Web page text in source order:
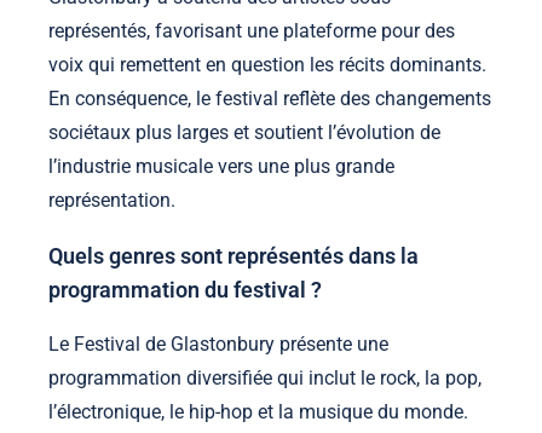
représentés, favorisant une plateforme pour des
voix qui remettent en question les récits dominants.
En conséquence, le festival reflète des changements
sociétaux plus larges et soutient l’évolution de
l’industrie musicale vers une plus grande
représentation.
Quels genres sont représentés dans la
programmation du festival ?
Le Festival de Glastonbury présente une
programmation diversifiée qui inclut le rock, la pop,
l’électronique, le hip-hop et la musique du monde.